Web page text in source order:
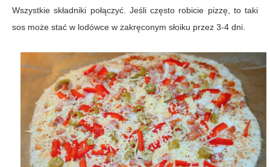
Wszystkie składniki połączyć. Jeśli często robicie pizzę, to taki
sos może stać w lodówce w zakręconym słoiku przez 3-4 dni.